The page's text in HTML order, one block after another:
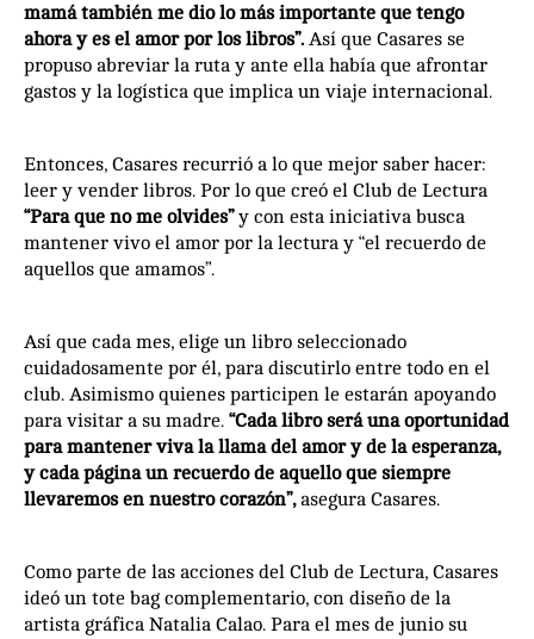
mamá también me dio lo más importante que tengo
ahora y es el amor por los libros”. Así que Casares se
propuso abreviar la ruta y ante ella había que afrontar
gastos y la logística que implica un viaje internacional.
Entonces, Casares recurrió a lo que mejor saber hacer:
leer y vender libros. Por lo que creó el Club de Lectura
“Para que no me olvides”y con esta iniciativa busca
mantener vivo el amor por la lectura y “el recuerdo de
aquellos que amamos”.
Así que cada mes, elige un libro seleccionado
cuidadosamente por él, para discutirlo entre todo en el
club. Asimismo quienes participen le estarán apoyando
para visitar a su madre. “Cada libro será una oportunidad
para mantener viva la llama del amor y de la esperanza,
y cada página un recuerdo de aquello que siempre
llevaremos en nuestro corazón”,asegura Casares.
Como parte de las acciones del Club de Lectura, Casares
ideó un tote bag complementario, con diseño de la
artista gráfica Natalia Calao. Para el mes de junio su